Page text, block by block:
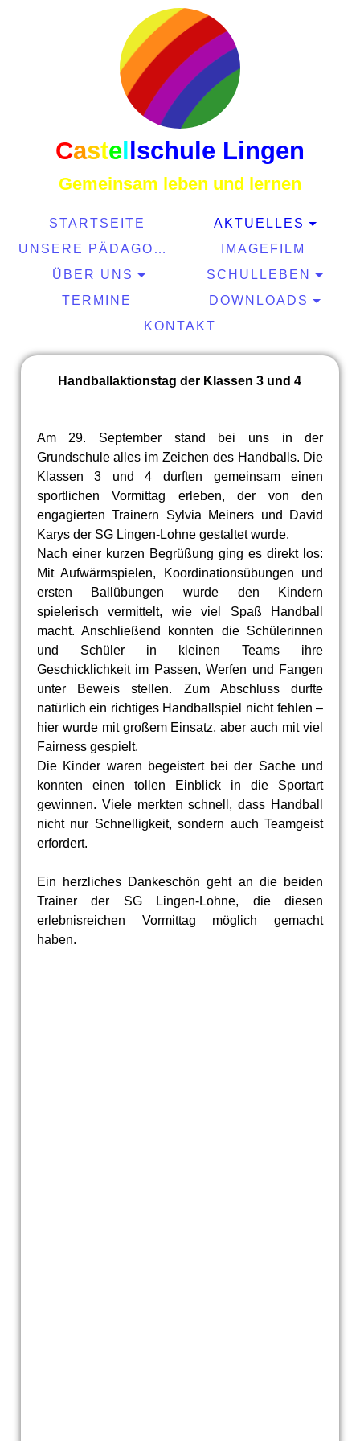
Castel schule Lingen
Gemeinsam leben und lernen
STARTSEITE
AKTUELLES
UNSERE PÄDAGOGIK
IMAGEFILM
ÜBER UNS
SCHULLEBEN
TERMINE
DOWNLOADS
KONTAKT
Handballaktionstag der Klassen 3 und 4
Am 29. September stand bei uns in der
Grundschule alles im Zeichen des Handballs. Die
Klassen 3 und 4 durften gemeinsam einen
sportlichen Vormittag erleben, der von den
engagierten Trainern Sylvia Meiners und David
Karys der SG Lingen-Lohne gestaltet wurde.
Nach einer kurzen Begrüßung ging es direkt los:
Mit Aufwärmspielen, Koordinationsübungen und
ersten Ballübungen wurde den Kindern
spielerisch vermittelt, wie viel Spaß Handball
macht. Anschließend konnten die Schülerinnen
und Schüler in kleinen Teams ihre
Geschicklichkeit im Passen, Werfen und Fangen
unter Beweis stellen. Zum Abschluss durfte
natürlich ein richtiges Handballspiel nicht fehlen –
hier wurde mit großem Einsatz, aber auch mit viel
Fairness gespielt.
Die Kinder waren begeistert bei der Sache und
konnten einen tollen Einblick in die Sportart
gewinnen. Viele merkten schnell, dass Handball
nicht nur Schnelligkeit, sondern auch Teamgeist
erfordert.
Ein herzliches Dankeschön geht an die beiden
Trainer der SG Lingen-Lohne, die diesen
erlebnisreichen Vormittag möglich gemacht
haben.